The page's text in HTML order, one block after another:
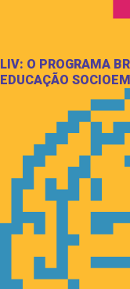
LIV: O PROGRAMA
EDUCAÇÃO